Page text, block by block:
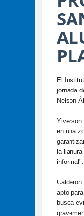
El
jornada
Nelson
Yiverson
en una
la
informal".
apto
busca